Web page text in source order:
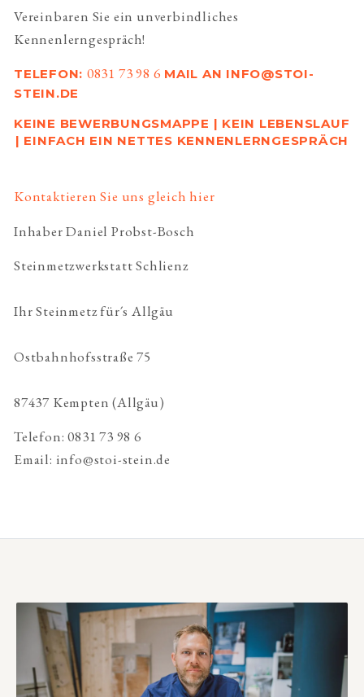
Vereinbaren Sie ein unverbindliches
Kennenlerngespräch!
TELEFON: 0831 73 98 6 MAIL AN INFO@STOI-
STEIN.DE
KEINE BEWERBUNGSMAPPE | KEIN LEBENSLAUF
| EINFACH EIN NETTES KENNENLERNGESPRÄCH
Kontaktieren Sie uns gleich hier
Inhaber Daniel Probst-Bosch
Steinmetzwerkstatt Schlienz
Ihr Steinmetz für´s Allgäu
Ostbahnhofsstraße 75
87437 Kempten (Allgäu)
Telefon: 0831 73 98 6
Email: info@stoi-stein.de